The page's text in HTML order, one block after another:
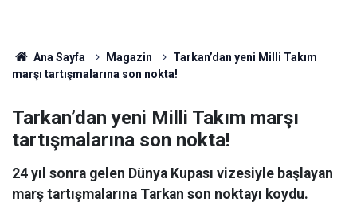
Ana Sayfa Magazin
Tarkan’dan yeni Milli Takım
marşı tartışmalarına son nokta!
Tarkan’dan yeni Milli Takım marşı
tartışmalarına son nokta!
24 yıl sonra gelen Dünya Kupası vizesiyle başlayan
marş tartışmalarına Tarkan son noktayı koydu.